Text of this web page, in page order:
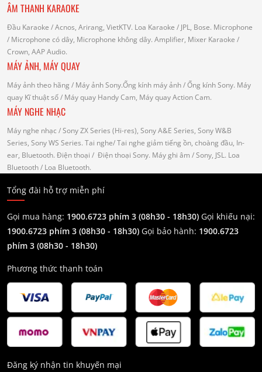
ÂM THANH KARAOKE
Đầu Karaoke / Acnos, Arirang, VietKTV. Loa Karaoke / JPL, Bose. Microphone
/ Microphone có dây, Microphone không dây. Amplifier, Mixer Karaoke /
Crown, AAP Audio.
MÁY ẢNH, MÁY QUAY
Máy ảnh theo hãng / Máy ảnh Sony.Ống kính máy ảnh / Ống kính Sony. Máy
quay Kĩ thuật số/ Máy quay Handy Cam, Máy quay Action Cam.
MÁY NGHE NHẠC
Máy nghe nhạc / Sony ZX Series (Hi-res), Sony A&E Series, Sony W&B
Series, Sony WS Series. Tai nghe/ Tai nghe giảm tiếng ồn, choàng đầu, In-
ear, Bluetooth. Điện thoại / Điện thoại Sony. Máy ghi âm / Sony, JSL. Loa
Bluetooth/ Loa Bluetooth.
Tổng đài hỗ trợ miễn phí
Gọi mua hàng: 1900.6723 phím 3 (08h30 - 18h30) Gọi khiếu nại:
1900.6723 phím 3 (08h30 - 18h30) Gọi bảo hành: 1900.6723
phím 3 (08h30 - 18h30)
Phương thức thanh toán
Đăng ký nhận tin khuyến mại